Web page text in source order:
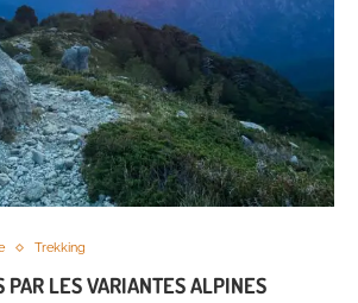
Trekking
PAR LES VARIANTES ALPINES